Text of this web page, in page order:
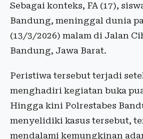
Sebagai konteks, FA (17),
Bandung, meninggal dunia
(13/3/2026) malam di Jalan
Bandung, Jawa Barat.
Peristiwa tersebut terjadi
menghadiri kegiatan buka
Hingga kini Polrestabes
menyelidiki kasus tersebut,
mendalami kemungkinan